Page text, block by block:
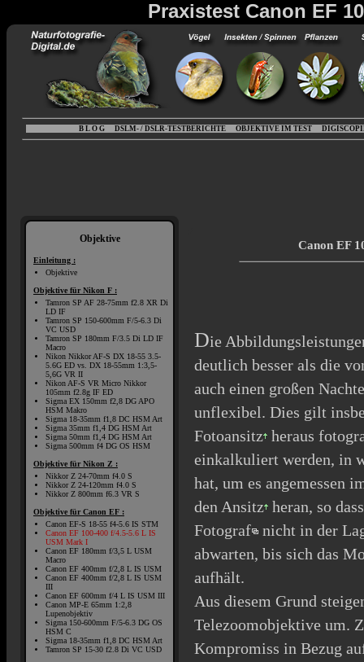
Praxistest Canon EF
B L O G DSLM- / DSLR-TESTBERICHTE OBJEKTIVE IM TEST
Objektive
Einleitung :
Objektive
Objektive für Nikon F :
Tamron SP AF 28-75mm f2.8 XR Di
LD IF
Tamron SP 150-600mm F/5-6.3 Di
VC USD
Tamron SP 180mm F/3.5 Di LD IF
Macro
Nikon Nikkor AF-S DX 18-55 3.5-
5.6G ED vs. DX 18-55mm 1:3,5-
5,6G VR II
Nikon AF-S VR Micro Nikkor
105mm f2.8g IF ED
Sigma EX 150mm f2,8 DG APO
HSM Makro
Sigma 18-35mm f1,8 DC HSM Art
Sigma 35mm f1,4 DG HSM Art
Sigma 50mm f1,4 DG HSM Art
Sigma 500mm f4 DG OS HSM
Objektive für Nikon Z :
Nikkor Z 24-70mm f4.0 S
Nikkor Z 24-120mm f4.0 S
Nikkor Z 800mm f6.3 VR S
Objektive für Canon EF :
Canon EF-S 18-55 f4-5.6 IS STM
Canon EF 100-400 f/4.5-5.6 L IS
USM Mark I
Canon EF 180mm f/3,5 L USM
Macro
Canon EF 400mm f/2,8 L IS USM
Canon EF 400mm f/2,8 L IS USM
III
Canon EF 600mm f/4 L IS USM III
Canon MP-E 65mm 1:2,8
Lupenobjektiv
Sigma 150-600mm F/5-6.3 DG OS
HSM C
Sigma 18-35mm f1,8 DC HSM Art
Tamron SP 15-30 f2.8 Di VC USD
Canon EF
Die
deutlich besser als die
auch einen großen
unflexibel. Dies gilt
Fotoansitz heraus
einkalkuliert werden, in
hat, um es angemessen
den Ansitz heran, so
Fotograf
nicht in der
abwarten, bis sich das
aufhält.
Aus diesem Grund
Telezoomobjektive um.
Kompromiss in Bezug